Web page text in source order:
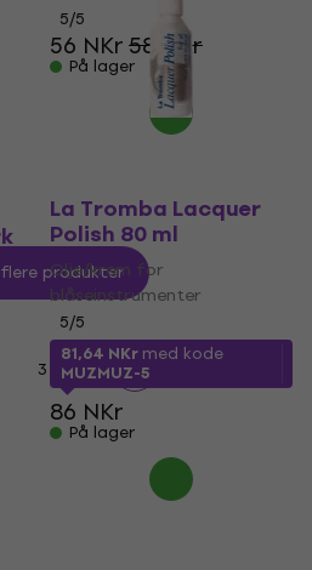
5/5
56 NKr58 NKr
På lager
La Tromba Lacquer
Polish 80 ml
Olje/krem for
blåseinstrumenter
5/5
81,64 NKrmed kode
MUZMUZ-5
86 NKr
På lager
produkter
3 4